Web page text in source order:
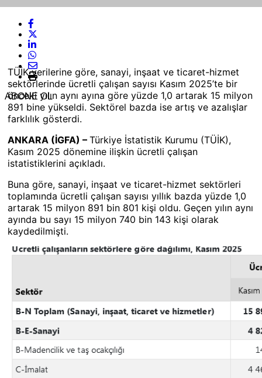
ABONE OL
TÜİK verilerine göre, sanayi, inşaat ve ticaret-hizmet
sektörlerinde ücretli çalışan sayısı Kasım 2025’te bir
önceki yılın aynı ayına göre yüzde 1,0 artarak 15 milyon
891 bine yükseldi. Sektörel bazda ise artış ve azalışlar
farklılık gösterdi.
ANKARA (İGFA) – Türkiye İstatistik Kurumu (TÜİK),
Kasım 2025 dönemine ilişkin ücretli çalışan
istatistiklerini açıkladı.
Buna göre, sanayi, inşaat ve ticaret-hizmet sektörleri
toplamında ücretli çalışan sayısı yıllık bazda yüzde 1,0
artarak 15 milyon 891 bin 801 kişi oldu. Geçen yılın aynı
ayında bu sayı 15 milyon 740 bin 143 kişi olarak
kaydedilmişti.